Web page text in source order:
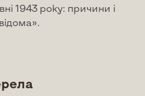
1943 року: причини і